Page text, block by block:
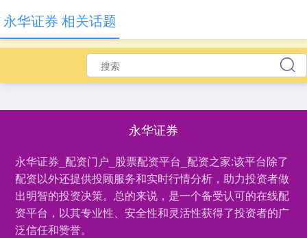
永华证券
永华证券_配资门户_股票配资平台_配资之家:该平台除了
配资以外还提供投顾服务和实时行情分析，助力投资者做
出明智的投资决策。总的来说，是一个备受认可的在线配
资平台，以其专业性、安全性和灵活性获得了投资者的广
泛信任和赞誉。
永华证券 相关话题